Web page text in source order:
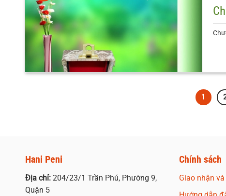
1
Hani Peni
Địa chỉ: 204/23/1 Trần Phú, Phường 9,
Quận 5
Chính sách
Giao nhận